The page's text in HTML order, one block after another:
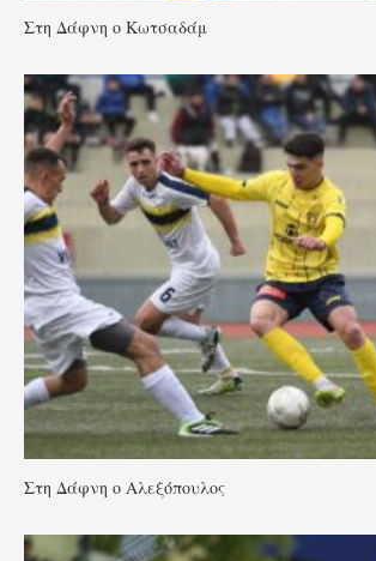
Στη Δάφνη ο Κωτσαδάμ
Στη Δάφνη ο Αλεξόπουλος